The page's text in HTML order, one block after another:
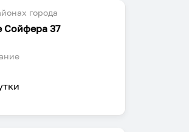
города
Сойфера 37